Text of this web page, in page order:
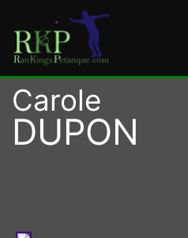
Carole
DUPON